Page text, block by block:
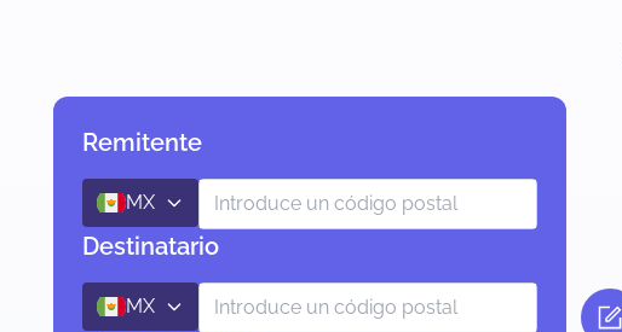
Remitente
MX
Destinatario
MX